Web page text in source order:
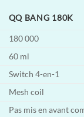
QQ BANG 180K
180 000
60 ml
Switch 4-en-1
Mesh coil
Pas mis en avant